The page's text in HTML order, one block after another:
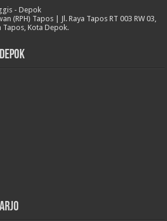
- Depok
(RPH) Tapos | Jl. Raya Tapos RT 003 RW 03,
Tapos, Kota Depok.